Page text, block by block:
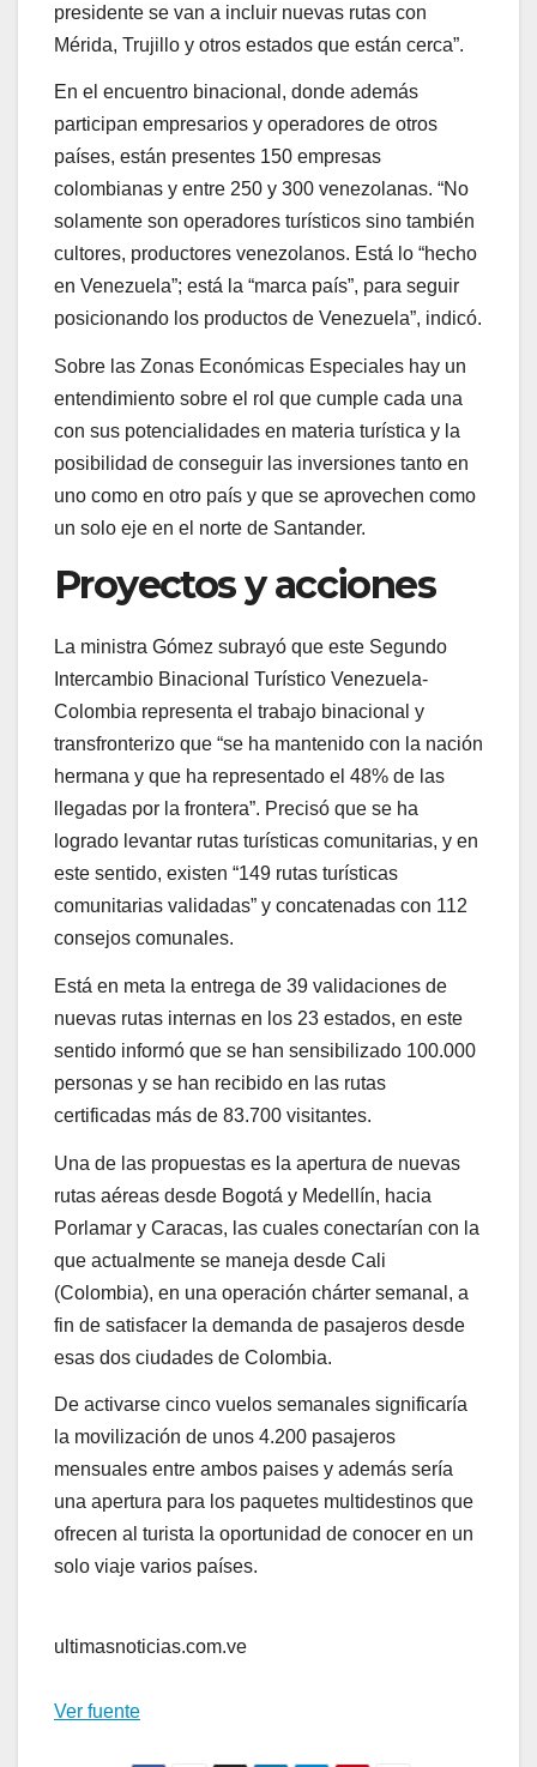
presidente se van a incluir nuevas rutas con
Mérida, Trujillo y otros estados que están cerca”.
En el encuentro binacional, donde además
participan empresarios y operadores de otros
países, están presentes 150 empresas
colombianas y entre 250 y 300 venezolanas. “No
solamente son operadores turísticos sino también
cultores, productores venezolanos. Está lo “hecho
en Venezuela”; está la “marca país”, para seguir
posicionando los productos de Venezuela”, indicó.
Sobre las Zonas Económicas Especiales hay un
entendimiento sobre el rol que cumple cada una
con sus potencialidades en materia turística y la
posibilidad de conseguir las inversiones tanto en
uno como en otro país y que se aprovechen como
un solo eje en el norte de Santander.
Proyectos y acciones
La ministra Gómez subrayó que este Segundo
Intercambio Binacional Turístico Venezuela-
Colombia representa el trabajo binacional y
transfronterizo que “se ha mantenido con la nación
hermana y que ha representado el 48% de las
llegadas por la frontera”. Precisó que se ha
logrado levantar rutas turísticas comunitarias, y en
este sentido, existen “149 rutas turísticas
comunitarias validadas” y concatenadas con 112
consejos comunales.
Está en meta la entrega de 39 validaciones de
nuevas rutas internas en los 23 estados, en este
sentido informó que se han sensibilizado 100.000
personas y se han recibido en las rutas
certificadas más de 83.700 visitantes.
Una de las propuestas es la apertura de nuevas
rutas aéreas desde Bogotá y Medellín, hacia
Porlamar y Caracas, las cuales conectarían con la
que actualmente se maneja desde Cali
(Colombia), en una operación chárter semanal, a
fin de satisfacer la demanda de pasajeros desde
esas dos ciudades de Colombia.
De activarse cinco vuelos semanales significaría
la movilización de unos 4.200 pasajeros
mensuales entre ambos paises y además sería
una apertura para los paquetes multidestinos que
ofrecen al turista la oportunidad de conocer en un
solo viaje varios países.
ultimasnoticias.com.ve
Ver fuente